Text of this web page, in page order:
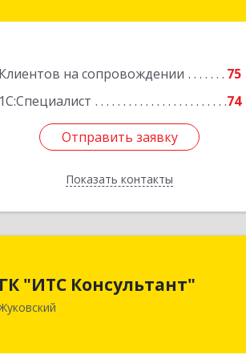
Клиентов на сопровождении
75
1С:Специалист
74
Отправить заявку
Показать контакты
Отправить заявку
Назад
ГК "ИТС Консультант"
140181, Московская обл, Жуковский г,
Ломоносова ул, дом № 29А, этаж 2,